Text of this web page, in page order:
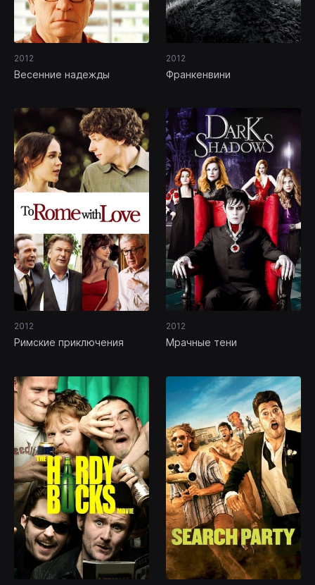
2012
Весенние надежды
2012
Франкенвини
2012
Римские приключения
2012
Мрачные тени